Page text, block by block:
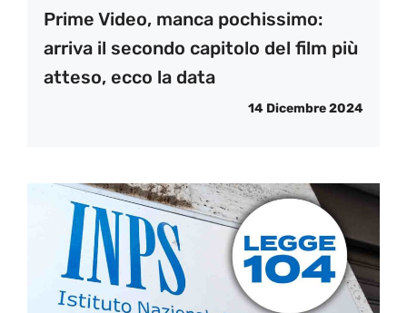
Prime Video, manca pochissimo:
arriva il secondo capitolo del film più
atteso, ecco la data
14 Dicembre 2024